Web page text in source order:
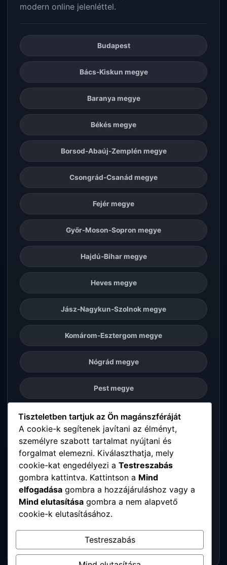
modern online jelenléttel.
Budapest
Bács-Kiskun megye
Baranya megye
Békés megye
Borsod-Abaúj-Zemplén megye
Csongrád-Csanád megye
Fejér megye
Győr-Moson-Sopron megye
Hajdú-Bihar megye
Heves megye
Jász-Nagykun-Szolnok megye
Komárom-Esztergom megye
Nógrád megye
Pest megye
Somogy megye
Szabolcs-Szatmár-Bereg megye
Tolna megye
Vas megye
Veszprém megye
Tiszteletben tartjuk az Ön magánszféráját
A cookie-k segítenek javítani az élményt,
személyre szabott tartalmat nyújtani és
forgalmat elemezni. Kiválaszthatja, mely
cookie-kat engedélyezi a Testreszabás
gombra kattintva. Kattintson a Mind
elfogadása gombra a hozzájáruláshoz vagy a
Mind elutasítása gombra a nem alapvető
cookie-k elutasításához.
Testreszabás